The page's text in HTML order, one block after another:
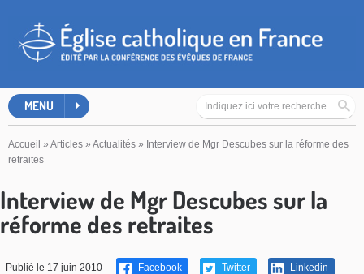
MENU
Accueil » Articles » Actualités » Interview de Mgr Descubes sur la réforme des
retraites
Interview de Mgr Descubes sur la
réforme des retraites
Publié le 17 juin 2010 Facebook Twitter Linkedin